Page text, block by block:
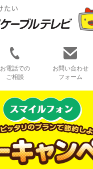
お電話での
ご相談
お問い合わせ
フォーム